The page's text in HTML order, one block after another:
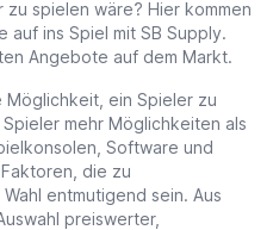
spielen wäre? Hier kommen
ins Spiel mit SB Supply.
Angebote auf dem Markt.
Möglichkeit, ein Spieler zu
mehr Möglichkeiten als
Software und
die zu
entmutigend sein. Aus
preiswerter,